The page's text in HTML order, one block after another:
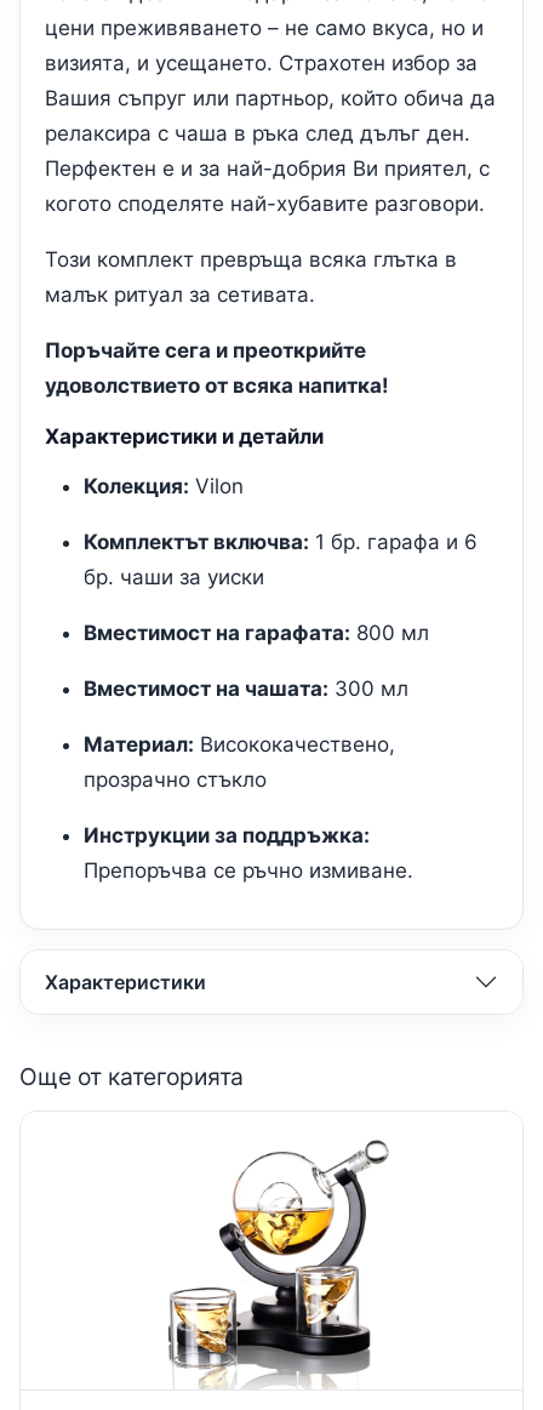
цени преживяването – не само вкуса, но и
визията, и усещането. Страхотен избор за
Вашия съпруг или партньор, който обича да
релаксира с чаша в ръка след дълъг ден.
Перфектен е и за най-добрия Ви приятел, с
когото споделяте най-хубавите разговори.
Този комплект превръща всяка глътка в
малък ритуал за сетивата.
Поръчайте сега и преоткрийте
удоволствието от всяка напитка!
Характеристики и детайли
Колекция: Vilon
Комплектът включва: 1 бр. гарафа и 6
бр. чаши за уиски
Вместимост на гарафата: 800 мл
Вместимост на чашата: 300 мл
Материал: Висококачествено,
прозрачно стъкло
Инструкции за поддръжка:
Препоръчва се ръчно измиване.
Характеристики
Още от категорията